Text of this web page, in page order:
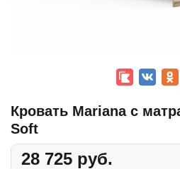
Кровать Mariana с
Soft
28 725 руб.